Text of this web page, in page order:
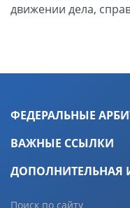
движении дела,
ФЕДЕРАЛЬНЫЕ
ВАЖНЫЕ ССЫЛКИ
Поиск по сайту